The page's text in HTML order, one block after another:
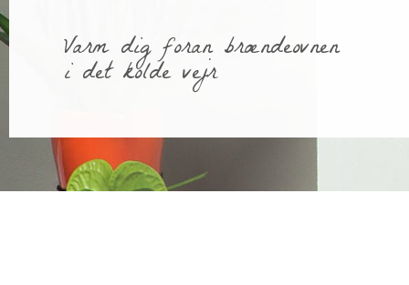
Varm dig foran brændeovnen
i det kolde vejr